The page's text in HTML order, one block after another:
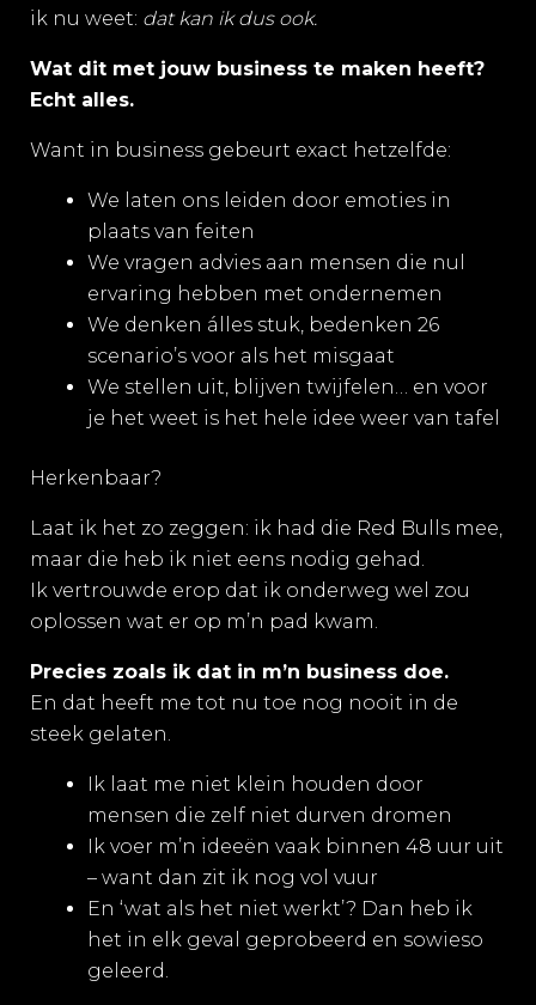
ik nu weet: dat kan ik dus ook.
Wat dit met jouw business te maken heeft?
Echt alles.
Want in business gebeurt exact hetzelfde:
We laten ons leiden door emoties in
plaats van feiten
We vragen advies aan mensen die nul
ervaring hebben met ondernemen
We denken álles stuk, bedenken 26
scenario’s voor als het misgaat
We stellen uit, blijven twijfelen… en voor
je het weet is het hele idee weer van tafel
Herkenbaar?
Laat ik het zo zeggen: ik had die Red Bulls mee,
maar die heb ik niet eens nodig gehad.
Ik vertrouwde erop dat ik onderweg wel zou
oplossen wat er op m’n pad kwam.
Precies zoals ik dat in m’n business doe.
En dat heeft me tot nu toe nog nooit in de
steek gelaten.
Ik laat me niet klein houden door
mensen die zelf niet durven dromen
Ik voer m’n ideeën vaak binnen 48 uur uit
– want dan zit ik nog vol vuur
En ‘wat als het niet werkt’? Dan heb ik
het in elk geval geprobeerd en sowieso
geleerd.